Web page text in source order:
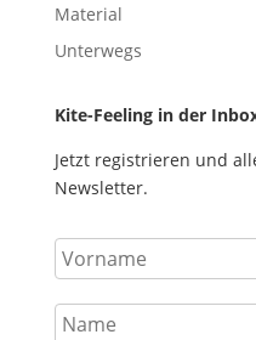
Material
Unterwegs
Kite-Feeling in der
Jetzt registrieren und
Newsletter.
Vorname
Name